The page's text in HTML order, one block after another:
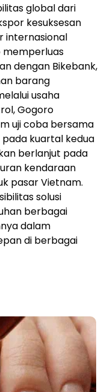
global dari
kesuksesan
internasional
memperluas
dengan Bikebank,
barang
usaha
Gogoro
uji coba bersama
kuartal kedua
berlanjut pada
kendaraan
pasar Vietnam.
solusi
berbagai
dalam
di berbagai